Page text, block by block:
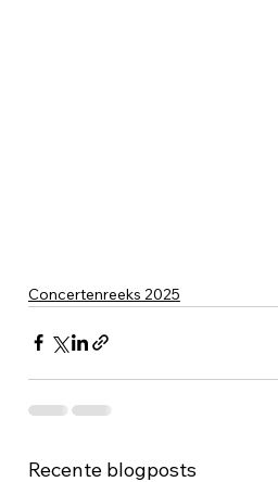
Concertenreeks 2025
Recente blogposts